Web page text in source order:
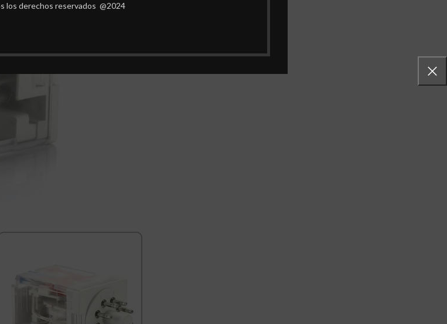
los derechos reservados @2024